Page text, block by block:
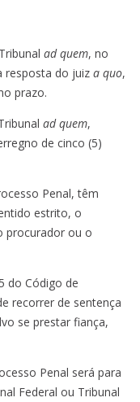
ad quem, no
resposta do juiz a quo,
prazo.
ad quem,
de cinco (5)
Penal, têm
estrito, o
procurador ou o
do Código de
recorrer de sentença
se prestar fiança,
Penal será para
Federal ou Tribunal